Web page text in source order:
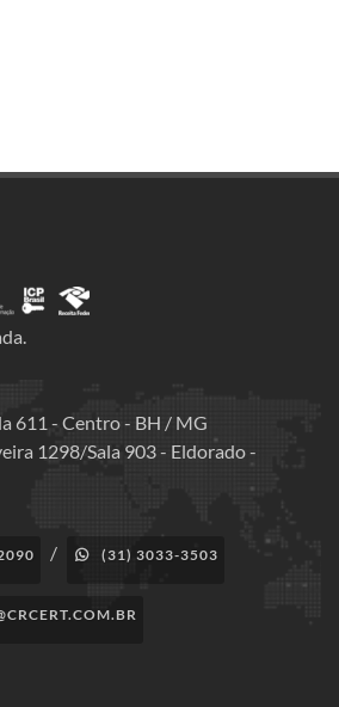
611 - Centro - BH / MG
1298/Sala 903 - Eldorado -
/ (31) 3033-3503